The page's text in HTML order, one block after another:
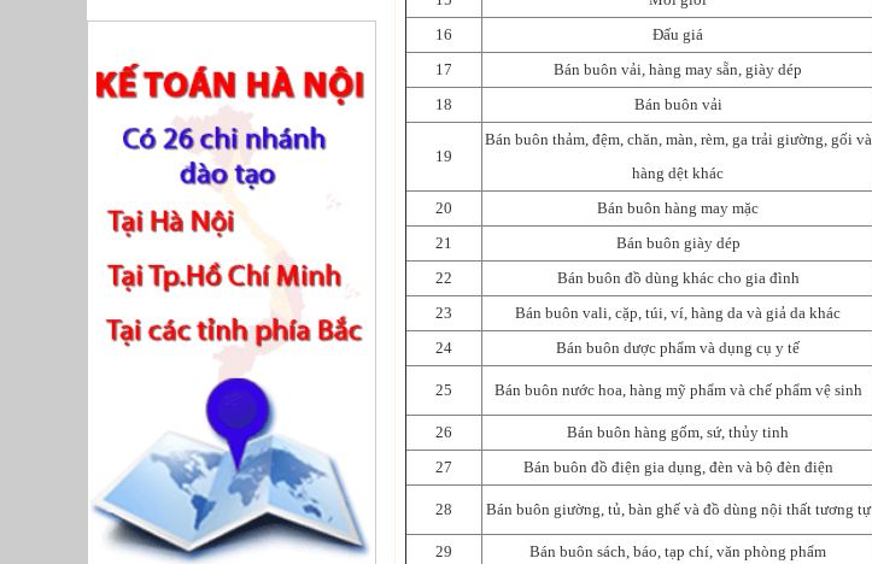
16
Đấu giá
17
Bán buôn vải, hàng may sẵn, giày dép
18
Bán buôn vải
19
Bán buôn thảm, đệm, chăn, màn, rèm, ga trải giường, gối và
hàng dệt khác
20 Bán buôn hàng may mặc
21
Bán buôn giày dép
22
Bán buôn đồ dùng khác cho gia đình
23
Bán buôn vali, cặp, túi, ví, hàng da và giả da khác
24
Bán buôn dược phẩm và dụng cụ y tế
25 Bán buôn nước hoa, hàng mỹ phẩm và chế phẩm vệ sinh
26 Bán buôn hàng gốm, sứ, thủy tinh
27
Bán buôn đồ điện gia dụng, đèn và bộ đèn điện
28 Bán buôn giường, tủ, bàn ghế và đồ dùng nội thất tương tự
29 Bán buôn sách, báo, tạp chí, văn phòng phẩm